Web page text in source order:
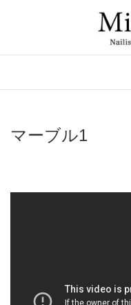
マーブル1